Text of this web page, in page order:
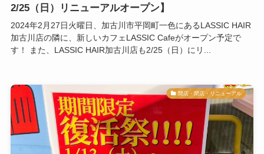
2/25（日）リニューアルオープン】
2024年2月27日火曜日、加古川市平岡町一色にあるLASSIC HAIR
加古川店の隣に、新しいカフェLASSIC Cafeがオープン予定で
す！ また、LASSIC HAIR加古川店も2/25（日）にリ...
開店・閉店・リニューアル